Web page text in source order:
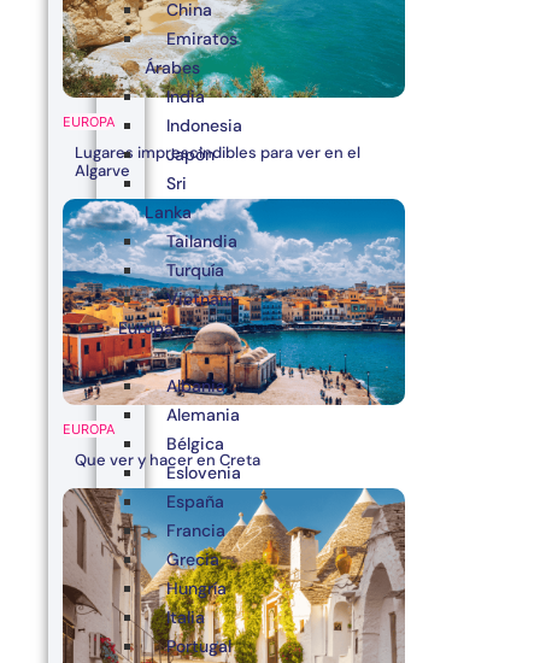
EUROPA
Lugares imprescindibles para ver en el
Algarve
EUROPA
Que ver y hacer en Creta
China
Emiratos
Árabes
India
Indonesia
Japón
Sri
Lanka
Tailandia
Turquía
Vietnam
Europa
Albania
Alemania
Bélgica
Eslovenia
España
Francia
Grecia
Hungría
Italia
Portugal